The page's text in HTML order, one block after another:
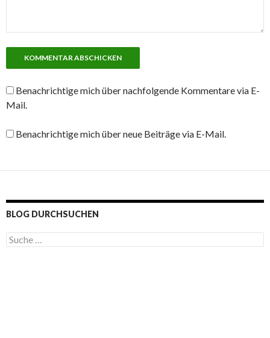
Benachrichtige mich über nachfolgende Kommentare via E-
Mail.
Benachrichtige mich über neue Beiträge via E-Mail.
BLOG DURCHSUCHEN
S
u